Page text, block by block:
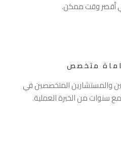
أقصر وقت ممكن.
متخصص
والمستشارين المتخصصين في
سنوات من الخبرة العملية.